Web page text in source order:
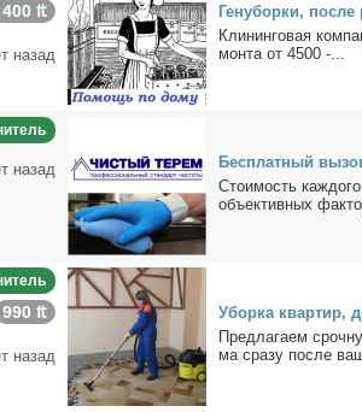
400 ₶
назад
Ге­ну­бор­ки,
Кли­нин­го­вая
мон­та от 4500 -...
назад
Бес­плат­ный
Сто­и­мость
объ­ек­тив­ных
990 ₶
назад
Убор­ка квар­тир,
Пред­ла­га­ем
ма сра­зу по­сле